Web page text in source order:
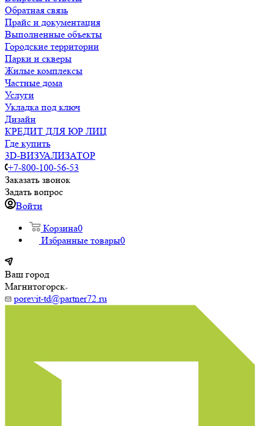
Обратная связь
Прайс и документация
Выполненные объекты
Городские территории
Парки и скверы
Жилые комплексы
Частные дома
Услуги
Укладка под ключ
Дизайн
КРЕДИТ ДЛЯ ЮР ЛИЦ
Где купить
3D-ВИЗУАЛИЗАТОР
+7-800-100-56-53
Заказать звонок
Задать вопрос
Войти
Корзина0
Избранные товары0
Ваш город
Магнитогорск
porevit-td@partner72.ru